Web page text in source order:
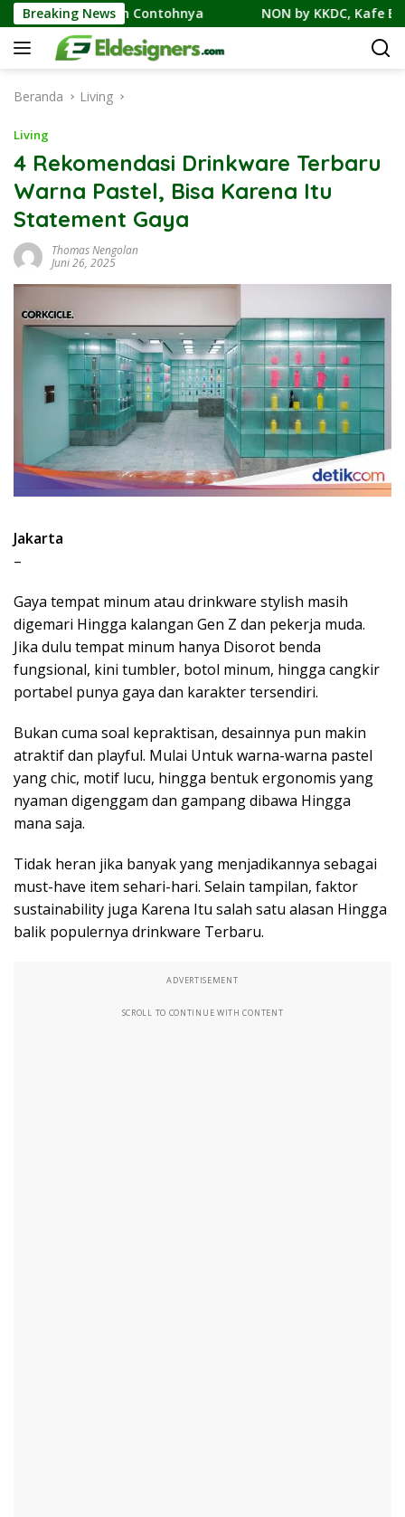
Langsung
ke
konten
Breaking News
dan Contohnya NON by KKDC, Kafe Bergaya
Beranda Living
Living
4 Rekomendasi Drinkware Terbaru
Warna Pastel, Bisa Karena Itu
Statement Gaya
Thomas Nengolan
Juni 26, 2025
Jakarta
–
Gaya tempat minum atau drinkware stylish masih
digemari Hingga kalangan Gen Z dan pekerja muda.
Jika dulu tempat minum hanya Disorot benda
fungsional, kini tumbler, botol minum, hingga cangkir
portabel punya gaya dan karakter tersendiri.
Bukan cuma soal kepraktisan, desainnya pun makin
atraktif dan playful. Mulai Untuk warna-warna pastel
yang chic, motif lucu, hingga bentuk ergonomis yang
nyaman digenggam dan gampang dibawa Hingga
mana saja.
Tidak heran jika banyak yang menjadikannya sebagai
must-have item sehari-hari. Selain tampilan, faktor
sustainability juga Karena Itu salah satu alasan Hingga
balik populernya drinkware Terbaru.
ADVERTISEMENT
SCROLL TO CONTINUE WITH CONTENT